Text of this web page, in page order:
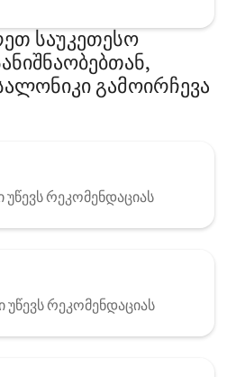
საუკეთესო
გამოირჩევა
რეკომენდაციას
რეკომენდაციას